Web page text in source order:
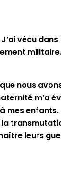
vécu
nous
m’a
leurs